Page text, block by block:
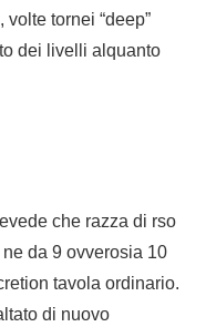
tornei “deep”
dei livelli alquanto
che razza di rso
da 9 ovverosia 10
tavola ordinario.
di nuovo